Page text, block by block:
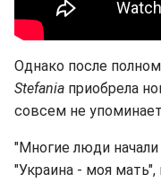
Однако после
Stefania приобрела
совсем не
"Многие люди
"Украина - моя